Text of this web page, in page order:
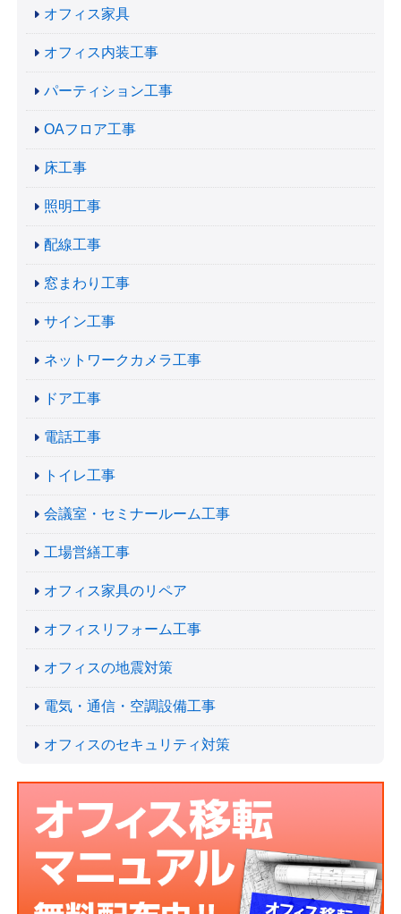
オフィス家具
オフィス内装工事
パーティション工事
OAフロア工事
床工事
照明工事
配線工事
窓まわり工事
サイン工事
ネットワークカメラ工事
ドア工事
電話工事
トイレ工事
会議室・セミナールーム工事
工場営繕工事
オフィス家具のリペア
オフィスリフォーム工事
オフィスの地震対策
電気・通信・空調設備工事
オフィスのセキュリティ対策